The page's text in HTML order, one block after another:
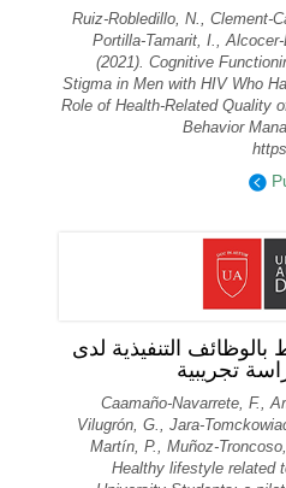
Ruiz-Robledillo, N., Clement-
Portilla-Tamarit, I.,
(2021). Cognitive
Stigma in Men with HIV Who
Role of Health-Related Quality
Behavior
التنفيذية لدى
تجريبية
Caamaño-Navarrete, F.,
Vilugrón, G., Jara-
Martín, P., Muñoz-
Healthy lifestyle related